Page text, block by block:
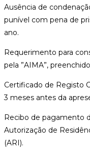
Ausência de
punível com pena de
ano.
Requerimento para
pela ”AIMA”,
Certificado de Registo
3 meses antes da
Recibo de pagamento
Autorização de
(ARI).